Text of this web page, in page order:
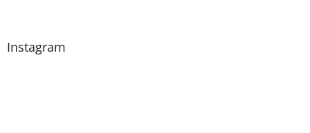
Instagram